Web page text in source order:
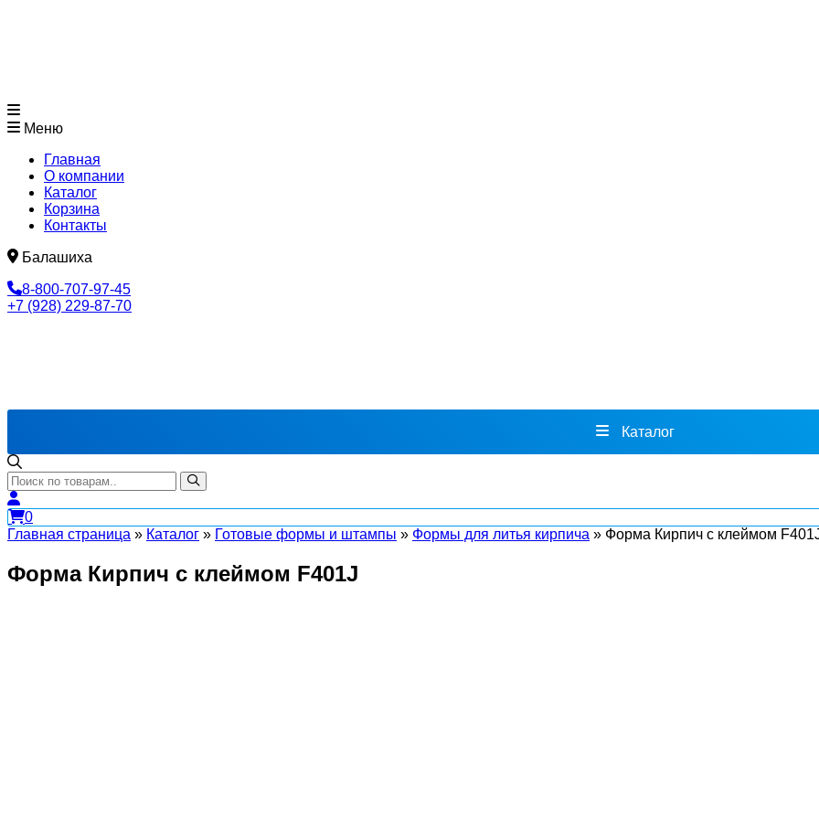
Меню
Главная
О компании
Каталог
Корзина
Контакты
Балашиха
8-800-707-97-45
+7 (928) 229-87-70
Каталог
0
Главная страница » Каталог » Готовые формы и штампы » Формы для литья кирпича » Форма Кирпич с клеймом
Форма Кирпич с клеймом F401J